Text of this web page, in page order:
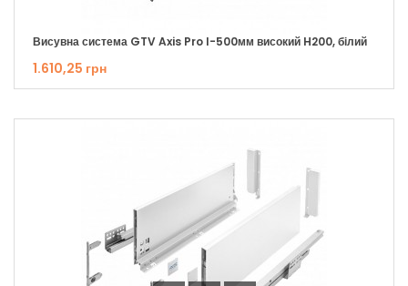
Висувна система GTV Axis Pro I-500мм високий H200, білий
1.610,25 грн